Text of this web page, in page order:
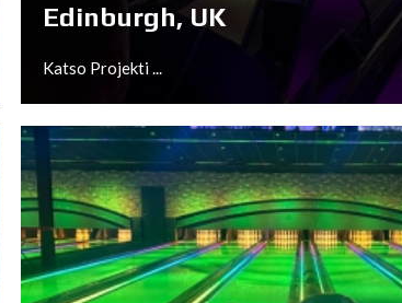
Edinburgh, UK
Katso Projekti ...